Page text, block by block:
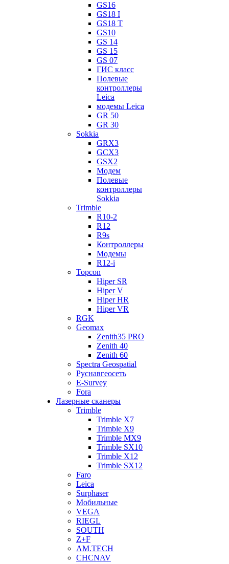
GS16
GS18 I
GS18 T
GS10
GS 14
GS 15
GS 07
ГИС класс
Полевые
контроллеры
Leica
модемы Leica
GR 50
GR 30
Sokkia
GRX3
GCX3
GSX2
Модем
Полевые
контроллеры
Sokkia
Trimble
R10-2
R12
R9s
Контроллеры
Модемы
R12-i
Topcon
Hiper SR
Hiper V
Hiper HR
Hiper VR
RGK
Geomax
Zenith35 PRO
Zenith 40
Zenith 60
Spectra Geospatial
Руснавгеосеть
E-Survey
Fora
Лазерные сканеры
Trimble
Trimble X7
Trimble X9
Trimble MX9
Trimble SX10
Trimble X12
Trimble SX12
Faro
Leica
Surphaser
Мобильные
VEGA
RIEGL
SOUTH
Z+F
AM.TECH
CHCNAV